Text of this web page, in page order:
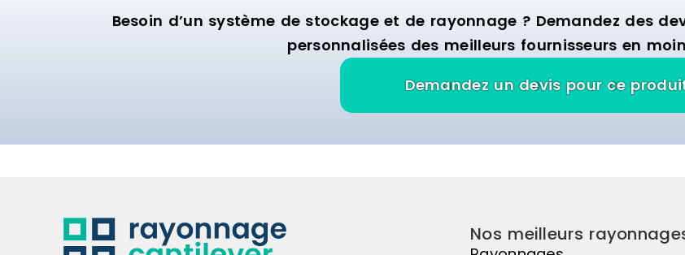
Besoin d’un système de stockage et de rayonnage ? Demandez des
personnalisées des meilleurs fournisseurs en
Demandez un devis pour ce
Nos meilleurs